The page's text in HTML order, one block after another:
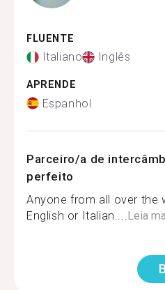
FLUENTE
Italiano Inglês
APRENDE
Espanhol
Parceiro/a de
perfeito
Anyone from all over the
English or Italian.... Leia